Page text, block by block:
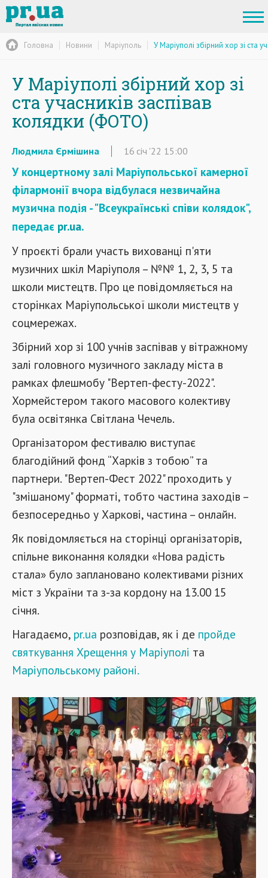
Головна Новини Маріуполь У Маріуполі збірний хор зі ста
У Маріуполі збірний хор зі
ста учасників заспівав
колядки (ФОТО)
Людмила Єрмішина 16 січ '22 15:00
У концертному залі Маріупольської камерної
філармонії вчора відбулася незвичайна
музична подія - "Всеукраїнські співи колядок",
передає pr.ua.
У проєкті брали участь вихованці п'яти
музичних шкіл Маріуполя – №№ 1, 2, 3, 5 та
школи мистецтв. Про це повідомляється на
сторінках Маріупольської школи мистецтв у
соцмережах.
Збірний хор зі 100 учнів заспівав у вітражному
залі головного музичного закладу міста в
рамках флешмобу "Вертеп-фесту-2022".
Хормейстером такого масового колективу
була освітянка Світлана Чечель.
Організатором фестивалю виступає
благодійний фонд “Харків з тобою” та
партнери. "Вертеп-Фест 2022" проходить у
"змішаному" форматі, тобто частина заходів –
безпосередньо у Харкові, частина – онлайн.
Як повідомляється на сторінці організаторів,
спільне виконання колядки «Нова радість
стала» було заплановано колективами різних
міст з України та з-за кордону на 13.00 15
січня.
Нагадаємо, pr.ua розповідав, як і де пройде
святкування Хрещення у Маріуполі та
Маріупольському районі.